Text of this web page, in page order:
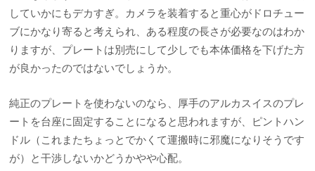
していかにもデカすぎ。カメラを装着すると重心がドロチュー
ブにかなり寄ると考えられ、ある程度の長さが必要なのはわか
りますが、プレートは別売にして少しでも本体価格を下げた方
が良かったのではないでしょうか。
純正のプレートを使わないのなら、厚手のアルカスイスのプレ
ートを台座に固定することになると思われますが、ピントハン
ドル（これまたちょっとでかくて運搬時に邪魔になりそうです
が）と干渉しないかどうかやや心配。